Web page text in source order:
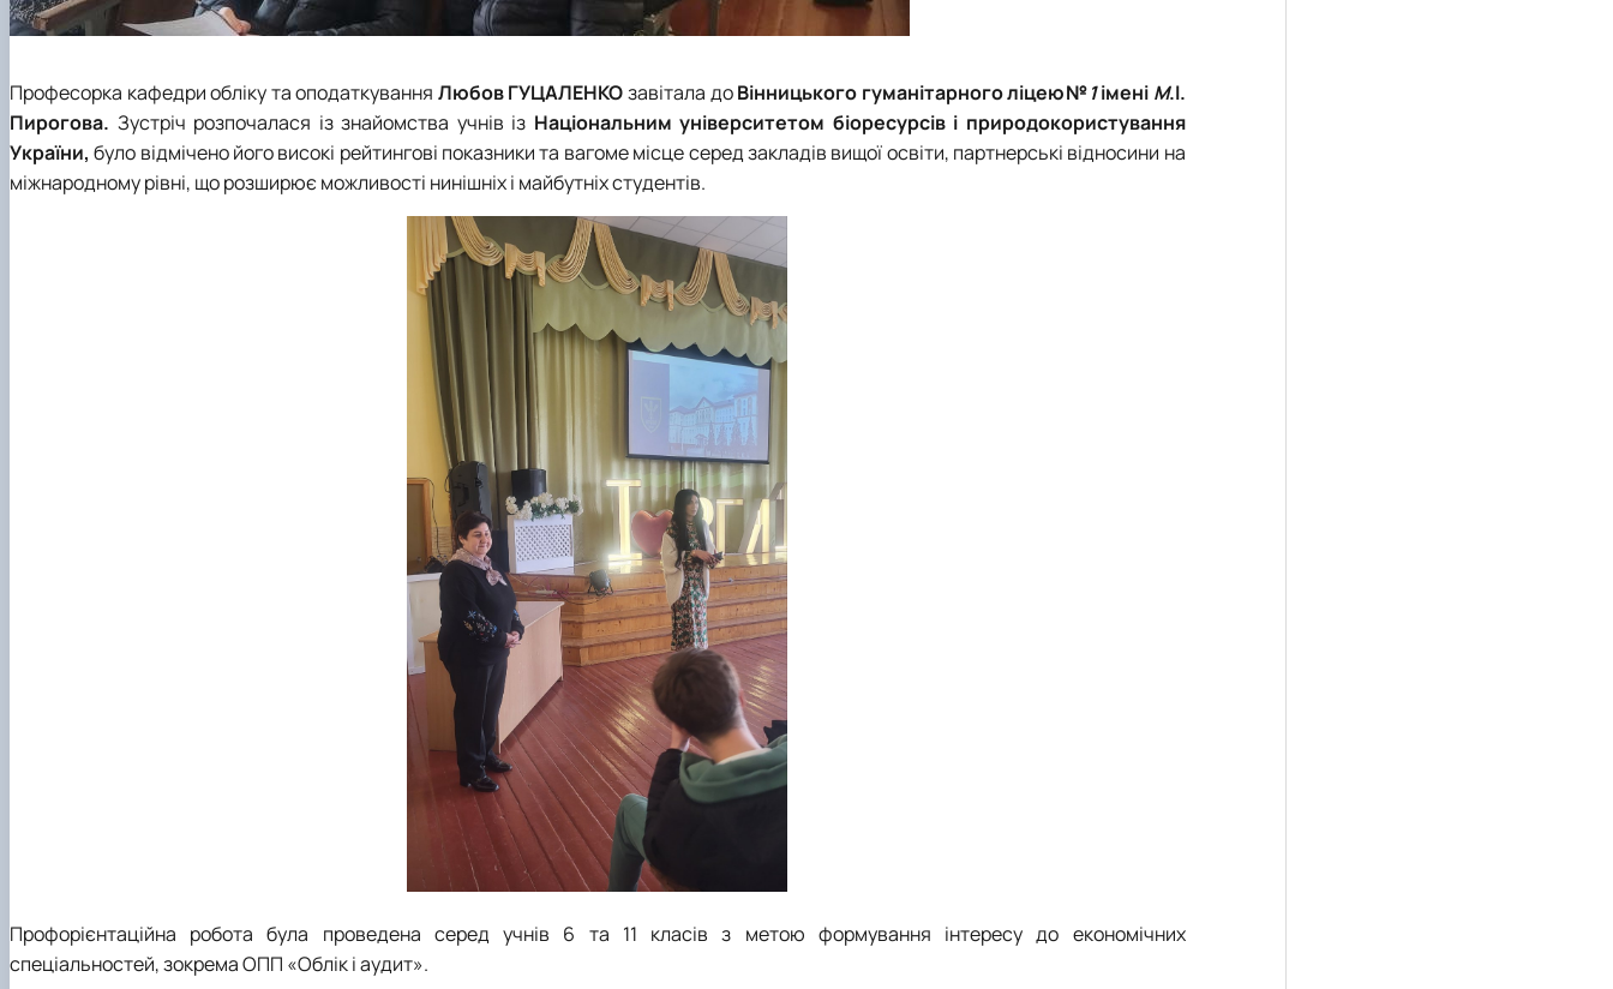
Професорка кафедри обліку та оподаткування Любов ГУЦАЛЕНКОзавітала доВінницького гуманітарного ліцею№1імені М.І.
Пирогова. Зустріч розпочалася із знайомства учнів із Національним університетом біоресурсів і природокористування
України, було відмічено його високі рейтингові показники та вагоме місце серед закладів вищої освіти, партнерські відносини на
міжнародному рівні, що розширює можливості нинішніх і майбутніх студентів.
Профорієнтаційна робота була проведена серед учнів 6 та 11 класів з метою формування інтересу до економічних
спеціальностей, зокрема ОПП «Облік і аудит».